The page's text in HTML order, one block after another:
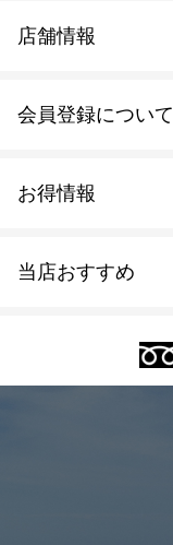
当店おすすめ
式部の香りシリーズ
お得情報
会員登録について
会員規約について
店舗情報